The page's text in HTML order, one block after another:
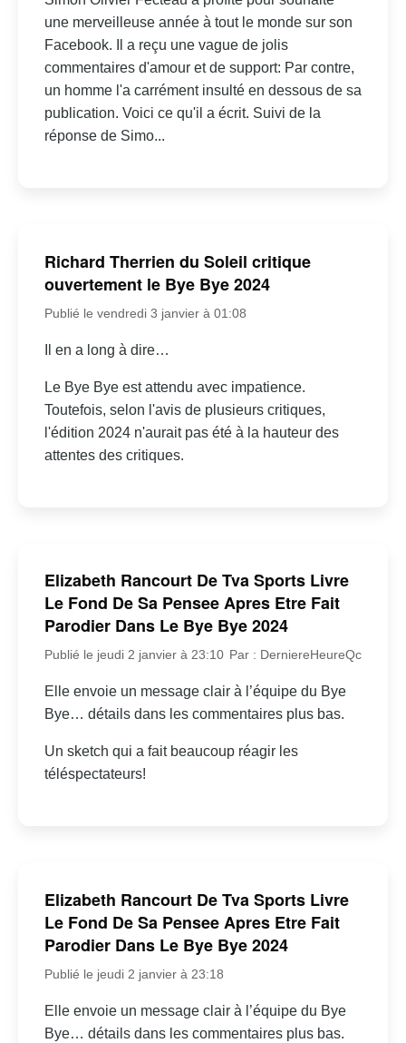
une merveilleuse année à tout le monde sur son
Facebook. Il a reçu une vague de jolis
commentaires d'amour et de support: Par contre,
un homme l'a carrément insulté en dessous de sa
publication. Voici ce qu'il a écrit. Suivi de la
réponse de Simo...
Richard Therrien du Soleil critique
ouvertement le Bye Bye 2024
Publié le vendredi 3 janvier à 01:08
Il en a long à dire…
Le Bye Bye est attendu avec impatience.
Toutefois, selon l'avis de plusieurs critiques,
l'édition 2024 n'aurait pas été à la hauteur des
attentes des critiques.
Elizabeth Rancourt De Tva Sports Livre
Le Fond De Sa Pensee Apres Etre Fait
Parodier Dans Le Bye Bye 2024
Publié le jeudi 2 janvier à 23:10 Par : DerniereHeureQc
Elle envoie un message clair à l’équipe du Bye
Bye… détails dans les commentaires plus bas.
Un sketch qui a fait beaucoup réagir les
téléspectateurs!
Elizabeth Rancourt De Tva Sports Livre
Le Fond De Sa Pensee Apres Etre Fait
Parodier Dans Le Bye Bye 2024
Publié le jeudi 2 janvier à 23:18
Elle envoie un message clair à l’équipe du Bye
Bye… détails dans les commentaires plus bas.